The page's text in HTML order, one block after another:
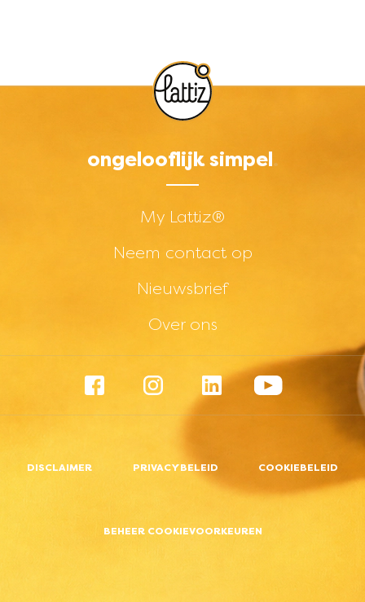
ongelooflijk simpel
Footer menu - Short -
My Lattiz®
Neem contact op
Nieuwsbrief
Over ons
Footer menu - Social
Facebook InstagramLinkedIn
Footer menu - Legal -
DISCLAIMER PRIVACYBELEID COOKIEBELEID
BEHEER COOKIEVOORKEUREN